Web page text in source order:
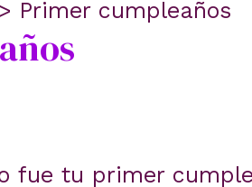
Primer cumpleaños
fue tu primer